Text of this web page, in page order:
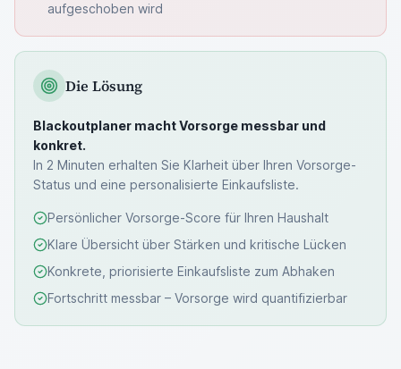
aufgeschoben wird
Die Lösung
Blackoutplaner macht Vorsorge messbar und
konkret.
In 2 Minuten erhalten Sie Klarheit über Ihren Vorsorge-
Status und eine personalisierte Einkaufsliste.
Persönlicher Vorsorge-Score für Ihren Haushalt
Klare Übersicht über Stärken und kritische Lücken
Konkrete, priorisierte Einkaufsliste zum Abhaken
Fortschritt messbar – Vorsorge wird quantifizierbar